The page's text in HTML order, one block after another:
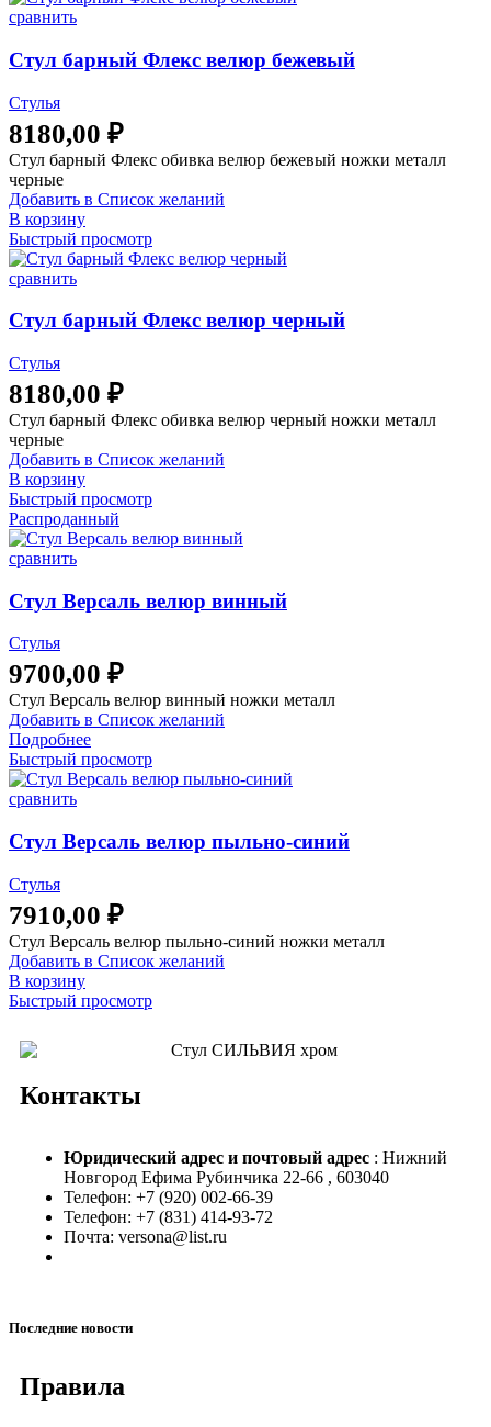
сравнить
Стул барный Флекс велюр бежевый
Стулья
8180,00 ₽
Стул барный Флекс обивка велюр бежевый ножки металл
черные
Добавить в Список желаний
В корзину
Быстрый просмотр
сравнить
Стул барный Флекс велюр черный
Стулья
8180,00 ₽
Стул барный Флекс обивка велюр черный ножки металл
черные
Добавить в Список желаний
В корзину
Быстрый просмотр
Распроданный
сравнить
Стул Версаль велюр винный
Стулья
9700,00 ₽
Стул Версаль велюр винный ножки металл
Добавить в Список желаний
Подробнее
Быстрый просмотр
сравнить
Стул Версаль велюр пыльно-синий
Стулья
7910,00 ₽
Стул Версаль велюр пыльно-синий ножки металл
Добавить в Список желаний
В корзину
Быстрый просмотр
Контакты
Юридический адрес и почтовый адрес : Нижний
Новгород Ефима Рубинчика 22-66 , 603040
Телефон: +7 (920) 002-66-39
Телефон: +7 (831) 414-93-72
Почта: versona@list.ru
Последние новости
Правила